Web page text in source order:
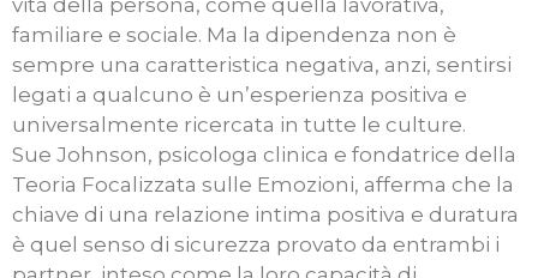
vita della persona, come quella lavorativa,
familiare e sociale. Ma la dipendenza non è
sempre una caratteristica negativa, anzi, sentirsi
legati a qualcuno è un’esperienza positiva e
universalmente ricercata in tutte le culture.
Sue Johnson, psicologa clinica e fondatrice della
Teoria Focalizzata sulle Emozioni, afferma che la
chiave di una relazione intima positiva e duratura
è quel senso di sicurezza provato da entrambi i